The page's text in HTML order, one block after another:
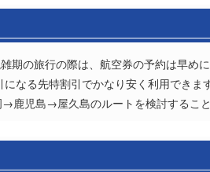
の旅行の際は、航空券の予約は早めに
なる先特割引でかなり安く利用できます
児島→屋久島のルートを検討すること